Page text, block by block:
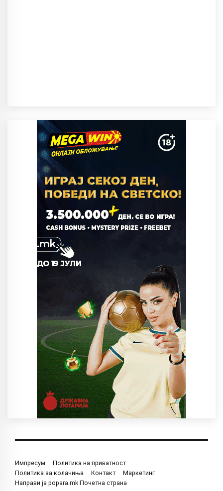
Импресум
Политика на приватност
Политика за колачиња
Контакт
Маркетинг
Направи ја popara.mk Почетна страна